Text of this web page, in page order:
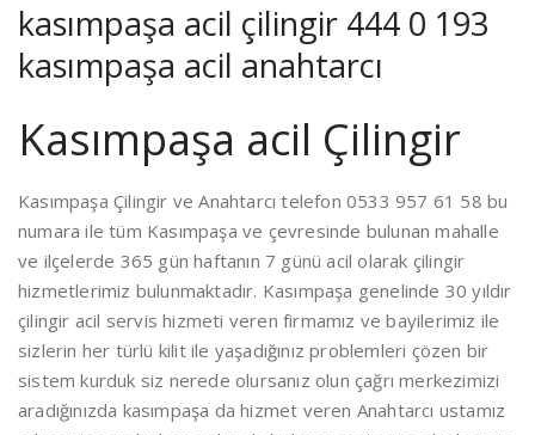
kasımpaşa acil çilingir 444 0 193
kasımpaşa acil anahtarcı
Kasımpaşa acil Çilingir
Kasımpaşa Çilingir ve Anahtarcı telefon 0533 957 61 58 bu
numara ile tüm Kasımpaşa ve çevresinde bulunan mahalle
ve ilçelerde 365 gün haftanın 7 günü acil olarak çilingir
hizmetlerimiz bulunmaktadır. Kasımpaşa genelinde 30 yıldır
çilingir acil servis hizmeti veren firmamız ve bayilerimiz ile
sizlerin her türlü kilit ile yaşadığınız problemleri çözen bir
sistem kurduk siz nerede olursanız olun çağrı merkezimizi
aradığınızda kasımpaşa da hizmet veren Anahtarcı ustamız